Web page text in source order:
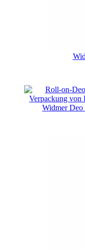
Widmer